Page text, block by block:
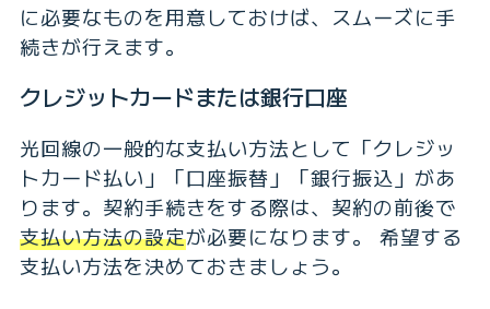
に必要なものを用意しておけば、スムーズに手
続きが行えます。
クレジットカードまたは銀行口座
光回線の一般的な支払い方法として「クレジッ
トカード払い」「口座振替」「銀行振込」があ
ります。契約手続きをする際は、契約の前後で
支払い方法の設定が必要になります。 希望する
支払い方法を決めておきましょう。